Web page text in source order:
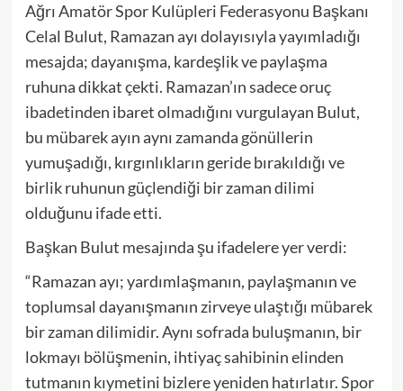
Ağrı Amatör Spor Kulüpleri Federasyonu Başkanı
Celal Bulut, Ramazan ayı dolayısıyla yayımladığı
mesajda; dayanışma, kardeşlik ve paylaşma
ruhuna dikkat çekti. Ramazan’ın sadece oruç
ibadetinden ibaret olmadığını vurgulayan Bulut,
bu mübarek ayın aynı zamanda gönüllerin
yumuşadığı, kırgınlıkların geride bırakıldığı ve
birlik ruhunun güçlendiği bir zaman dilimi
olduğunu ifade etti.
Başkan Bulut mesajında şu ifadelere yer verdi:
“Ramazan ayı; yardımlaşmanın, paylaşmanın ve
toplumsal dayanışmanın zirveye ulaştığı mübarek
bir zaman dilimidir. Aynı sofrada buluşmanın, bir
lokmayı bölüşmenin, ihtiyaç sahibinin elinden
tutmanın kıymetini bizlere yeniden hatırlatır. Spor